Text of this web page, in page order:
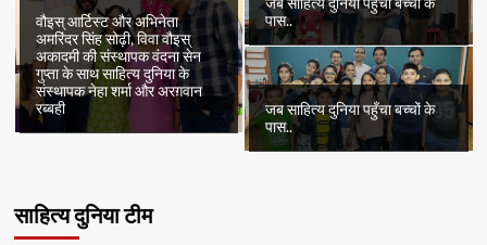
वौइस् आर्टिस्ट और अभिनेता
अमरिंदर सिंह सोढ़ी, विवा वौइस्
अकादमी की संस्थापक वंदना सेन
गुप्ता के साथ साहित्य दुनिया के
संस्थापक नेहा शर्मा और अरग़वान
रब्बही
पास..
जब साहित्य दुनिया पहुँचा बच्चों के
पास..
साहित्य दुनिया टीम